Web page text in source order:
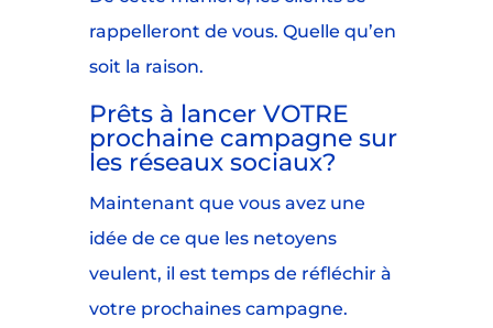
rappelleront de vous. Quelle qu’en
soit la raison.
Prêts à lancer VOTRE
prochaine campagne sur
les réseaux sociaux?
Maintenant que vous avez une
idée de ce que les netoyens
veulent, il est temps de réfléchir à
votre prochaines campagne.